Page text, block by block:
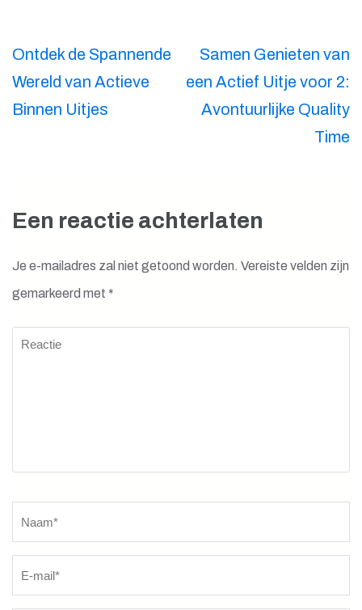
Berichtnavigatie
Ontdek de Spannende
Wereld van Actieve
Binnen Uitjes
Samen Genieten van
een Actief Uitje voor 2:
Avontuurlijke Quality
Time
Een reactie achterlaten
Je e-mailadres zal niet getoond worden. Vereiste velden zijn
gemarkeerd met *
Reactie